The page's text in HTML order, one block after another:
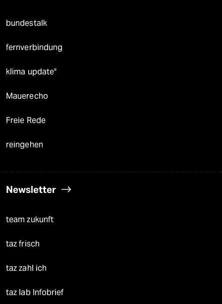
bundestalk
fernverbindung
klima update°
Mauerecho
Freie Rede
reingehen
Newsletter
team zukunft
taz frisch
taz zahl ich
taz lab Infobrief